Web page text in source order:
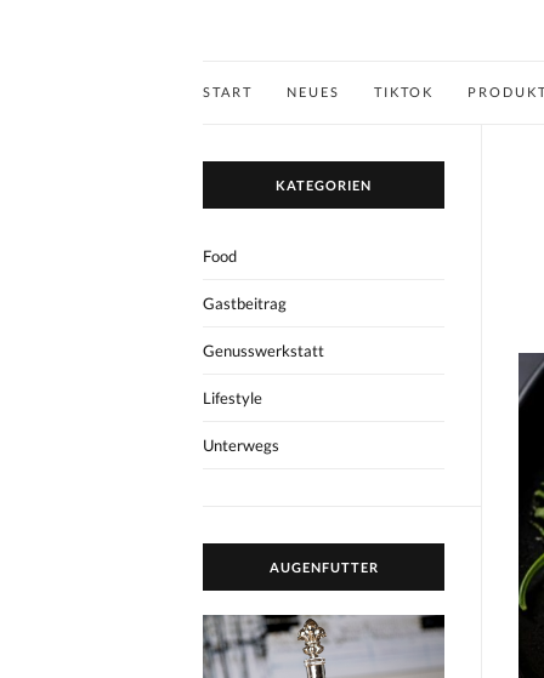
START NEUES TIKTOK
KATEGORIEN
Food
Gastbeitrag
Genusswerkstatt
Lifestyle
Unterwegs
AUGENFUTTER